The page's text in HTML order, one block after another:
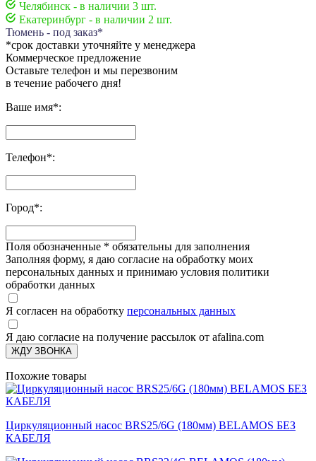
Челябинск - в наличии 3 шт.
Екатеринбург - в наличии 2 шт.
Тюмень - под заказ*
*срок доставки уточняйте у менеджера
Коммерческое предложение
Оставьте телефон и мы перезвоним
в течение рабочего дня!
Ваше имя*:
Телефон*:
Город*:
Поля обозначенные * обязательны для заполнения
Заполняя форму, я даю согласие на обработку моих
персональных данных и принимаю условия политики
обработки данных
Я согласен на обработку персональных данных
Я даю согласие на получение рассылок от afalina.com
ЖДУ ЗВОНКА
Похожие товары
Циркуляционный насос BRS25/6G (180мм) BELAMOS БЕЗ
КАБЕЛЯ